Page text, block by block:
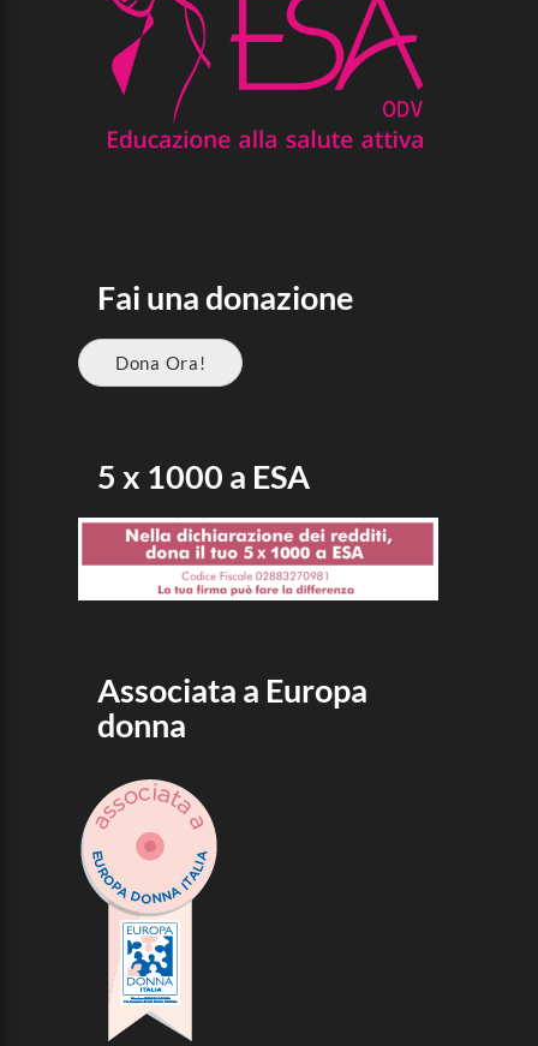
Fai una donazione
Dona Ora!
5 x 1000 a ESA
Associata a Europa
donna